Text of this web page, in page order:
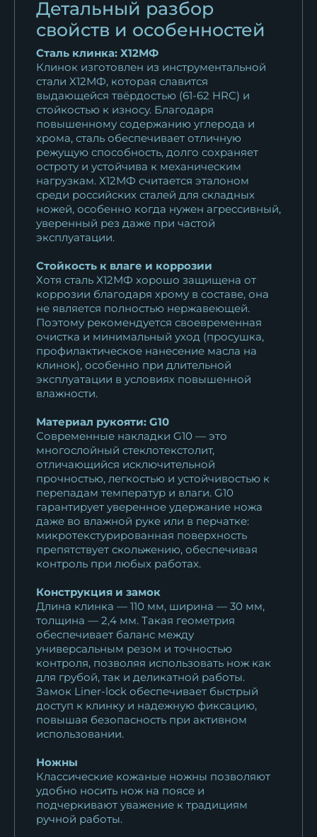
Детальный разбор
свойств и особенностей
Сталь клинка: Х12МФ
Клинок изготовлен из инструментальной
стали Х12МФ, которая славится
выдающейся твёрдостью (61-62 HRC) и
стойкостью к износу. Благодаря
повышенному содержанию углерода и
хрома, сталь обеспечивает отличную
режущую способность, долго сохраняет
остроту и устойчива к механическим
нагрузкам. Х12МФ считается эталоном
среди российских сталей для складных
ножей, особенно когда нужен агрессивный,
уверенный рез даже при частой
эксплуатации.
Стойкость к влаге и коррозии
Хотя сталь Х12МФ хорошо защищена от
коррозии благодаря хрому в составе, она
не является полностью нержавеющей.
Поэтому рекомендуется своевременная
очистка и минимальный уход (просушка,
профилактическое нанесение масла на
клинок), особенно при длительной
эксплуатации в условиях повышенной
влажности.
Материал рукояти: G10
Современные накладки G10 — это
многослойный стеклотекстолит,
отличающийся исключительной
прочностью, легкостью и устойчивостью к
перепадам температур и влаги. G10
гарантирует уверенное удержание ножа
даже во влажной руке или в перчатке:
микротекстурированная поверхность
препятствует скольжению, обеспечивая
контроль при любых работах.
Конструкция и замок
Длина клинка — 110 мм, ширина — 30 мм,
толщина — 2,4 мм. Такая геометрия
обеспечивает баланс между
универсальным резом и точностью
контроля, позволяя использовать нож как
для грубой, так и деликатной работы.
Замок Liner-lock обеспечивает быстрый
доступ к клинку и надежную фиксацию,
повышая безопасность при активном
использовании.
Ножны
Классические кожаные ножны позволяют
удобно носить нож на поясе и
подчеркивают уважение к традициям
ручной работы.